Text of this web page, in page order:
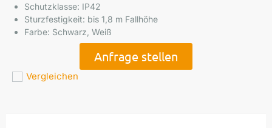
Schutzklasse: IP42
Sturzfestigkeit: bis 1,8 m Fallhöhe
Farbe: Schwarz, Weiß
Anfrage stellen
Vergleichen